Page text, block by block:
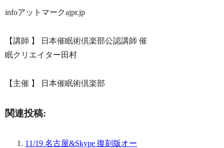
infoアットマークajpr.jp
【講師 】 日本催眠術倶楽部公認講師 催
眠クリエイター田村
【主催 】 日本催眠術倶楽部
関連投稿:
11/19 名古屋&Skype 復刻版オー